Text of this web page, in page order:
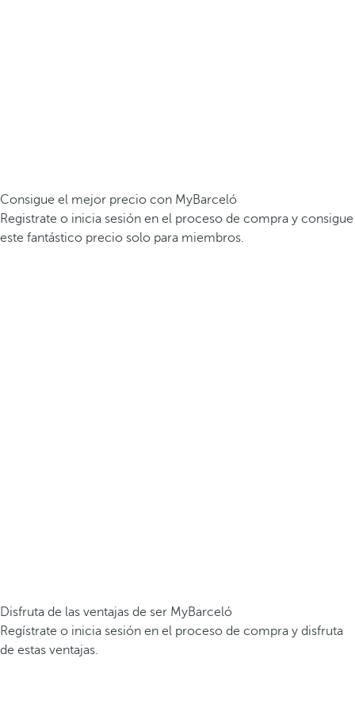
Consigue el mejor precio con MyBarceló
Registrate o inicia sesión en el proceso de compra y consigue
este fantástico precio solo para miembros.
Disfruta de las ventajas de ser MyBarceló
Regístrate o inicia sesión en el proceso de compra y disfruta
de estas ventajas.